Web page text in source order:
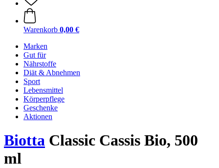
Warenkorb 0,00 €
Marken
Gut für
Nährstoffe
Diät & Abnehmen
Sport
Lebensmittel
Körperpflege
Geschenke
Aktionen
Biotta Classic Cassis Bio, 500
ml